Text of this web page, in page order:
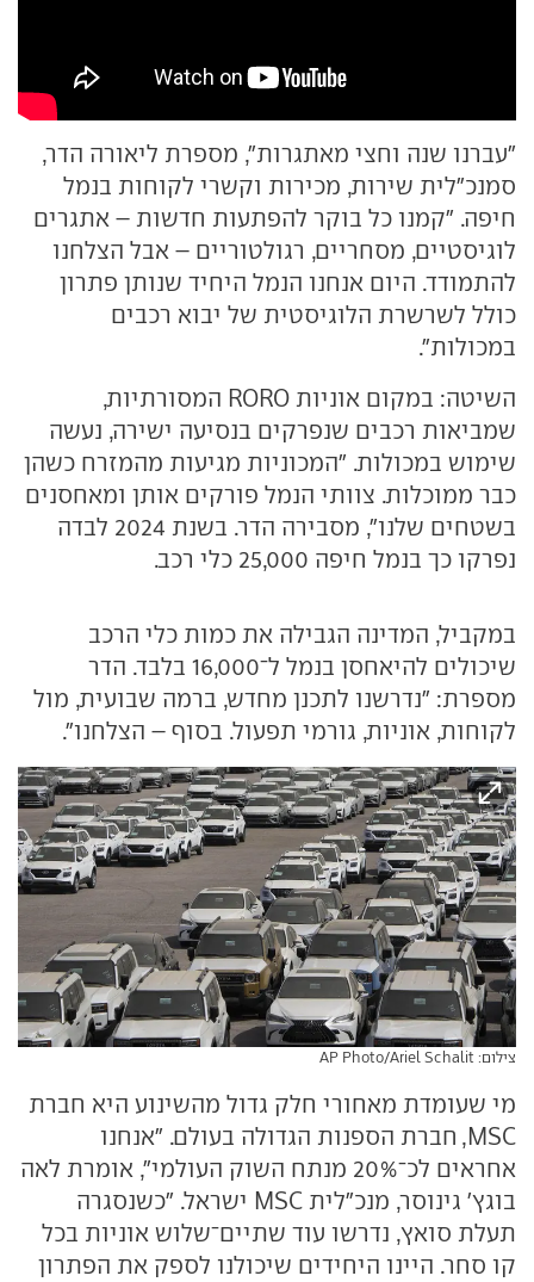
"עברנו שנה וחצי מאתגרות", מספרת ליאורה הדר,
סמנכ"לית שירות, מכירות וקשרי לקוחות בנמל
חיפה. "קמנו כל בוקר להפתעות חדשות – אתגרים
לוגיסטיים, מסחריים, רגולטוריים – אבל הצלחנו
להתמודד. היום אנחנו הנמל היחיד שנותן פתרון
כולל לשרשרת הלוגיסטית של יבוא רכבים
במכולות".
השיטה: במקום אוניות RORO המסורתיות,
שמביאות רכבים שנפרקים בנסיעה ישירה, נעשה
שימוש במכולות. "המכוניות מגיעות מהמזרח כשהן
כבר ממוכלות. צוותי הנמל פורקים אותן ומאחסנים
בשטחים שלנו", מסבירה הדר. בשנת 2024 לבדה
נפרקו כך בנמל חיפה 25,000 כלי רכב.
במקביל, המדינה הגבילה את כמות כלי הרכב
שיכולים להיאחסן בנמל ל־16,000 בלבד. הדר
מספרת: "נדרשנו לתכנן מחדש, ברמה שבועית, מול
לקוחות, אוניות, גורמי תפעול. בסוף – הצלחנו".
צילום: AP Photo/Ariel Schalit
מי שעומדת מאחורי חלק גדול מהשינוע היא חברת
MSC, חברת הספנות הגדולה בעולם. "אנחנו
אחראים לכ־20% מנתח השוק העולמי", אומרת לאה
בוגץ' גינוסר, מנכ"לית MSC ישראל. "כשנסגרה
תעלת סואץ, נדרשו עוד שתיים־שלוש אוניות בכל
קו סחר. היינו היחידים שיכולנו לספק את הפתרון